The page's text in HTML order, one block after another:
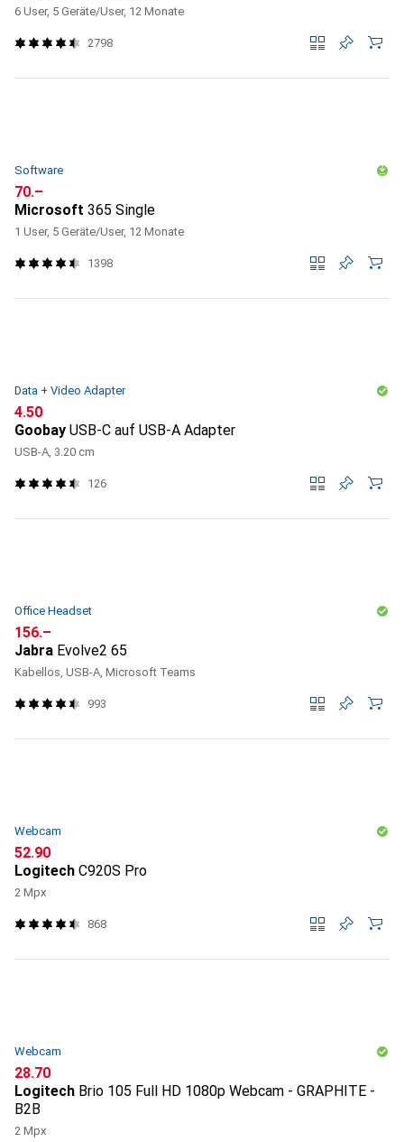
6 User, 5 Geräte/User, 12 Monate
2798
Software
CHF
70.–
Microsoft 365 Single
1 User, 5 Geräte/User, 12 Monate
1398
Data + Video Adapter
CHF
4.50
Goobay USB-C auf USB-A Adapter
USB-A, 3.20 cm
126
Office Headset
CHF
156.–
Jabra Evolve2 65
Kabellos, USB-A, Microsoft Teams
993
Webcam
CHF
52.90
Logitech C920S Pro
2 Mpx
868
Webcam
CHF
28.70
Logitech Brio 105 Full HD 1080p Webcam - GRAPHITE -
B2B
2 Mpx